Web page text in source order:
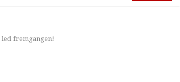
led fremgangen!